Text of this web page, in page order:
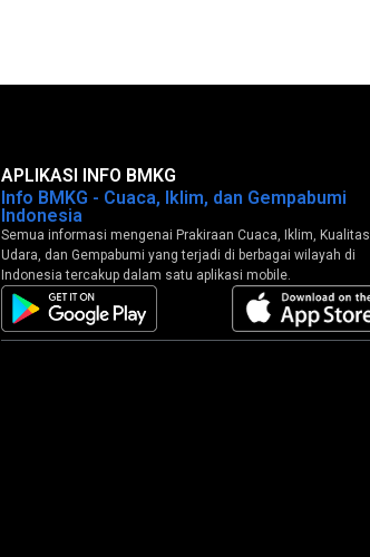
APLIKASI INFO BMKG
Info BMKG - Cuaca, Iklim, dan Gempabumi
Indonesia
Semua informasi mengenai Prakiraan Cuaca, Iklim, Kualitas
Udara, dan Gempabumi yang terjadi di berbagai wilayah di
Indonesia tercakup dalam satu aplikasi mobile.